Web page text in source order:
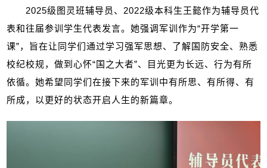
2025级图灵班辅导员、 2022级本科生王懿作为辅导员代
表和往届参训学生代表发言。她强调军训作为“开学第一
课”，旨在让同学们通过学习强军思想、了解国防安全、熟悉
校纪校规，做到心怀“国之大者”、目光更为长远、行为有所
依循。她希望同学们在接下来的军训中有所思、有所得、有
所成，以更好的状态开启人生的新篇章。